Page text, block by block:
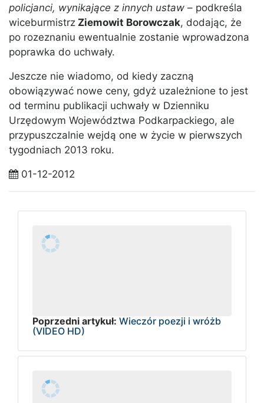
policjanci, wynikające z innych ustaw – podkreśla
wiceburmistrz Ziemowit Borowczak, dodając, że
po rozeznaniu ewentualnie zostanie wprowadzona
poprawka do uchwały.
Jeszcze nie wiadomo, od kiedy zaczną
obowiązywać nowe ceny, gdyż uzależnione to jest
od terminu publikacji uchwały w Dzienniku
Urzędowym Województwa Podkarpackiego, ale
przypuszczalnie wejdą one w życie w pierwszych
tygodniach 2013 roku.
01-12-2012
Poprzedni artykuł: Wieczór poezji i wróżb
(VIDEO HD)